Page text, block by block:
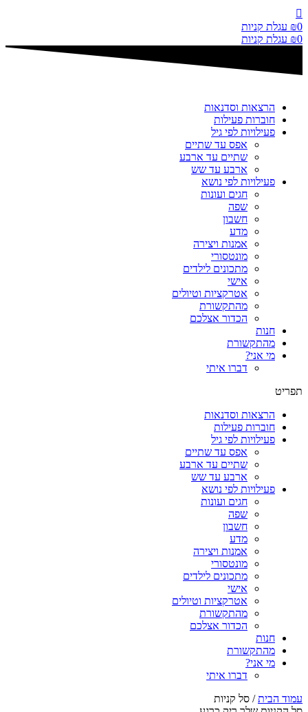
דלג
לתוכן
₪0
עגלת קניות
₪0 עגלת קניות
הרצאות וסדנאות
חוברות פעילות
פעילויות לפי גיל
אפס עד שתיים
שתיים עד ארבע
ארבע עד שש
פעילויות לפי נושא
חגים ועונות
שפה
חשבון
מדע
אמנות ויצירה
מונטסורי
מתכונים לילדים
אישי
אטרקציות וטיולים
מהתקשורת
הכדור אצלכם
חנות
מהתקשורת
מי אני?
דברו איתי
תפריט
הרצאות וסדנאות
חוברות פעילות
פעילויות לפי גיל
אפס עד שתיים
שתיים עד ארבע
ארבע עד שש
פעילויות לפי נושא
חגים ועונות
שפה
חשבון
מדע
אמנות ויצירה
מונטסורי
מתכונים לילדים
אישי
אטרקציות וטיולים
מהתקשורת
הכדור אצלכם
חנות
מהתקשורת
מי אני?
דברו איתי
עמוד הבית/ סל קניות